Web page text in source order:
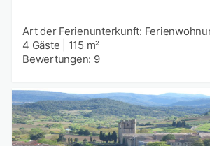
Art der Ferienunterkunft:
4 Gäste
115 m²
Bewertungen: 9